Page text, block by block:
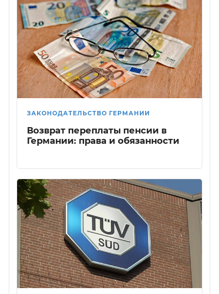
ЗАКОНОДАТЕЛЬСТВО ГЕРМАНИИ
Возврат переплаты пенсии в
Германии: права и обязанности